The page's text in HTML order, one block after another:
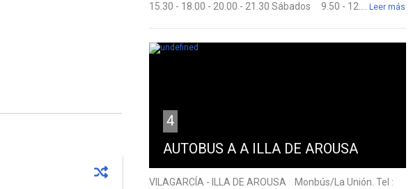
15.30 - 18.00 - 20.00 - 21.30 Sábados 9.50 - 12....
Leer más
4
AUTOBUS A A ILLA DE AROUSA
VILAGARCÍA - ILLA DE AROUSA Monbús/La Unión. Tel :